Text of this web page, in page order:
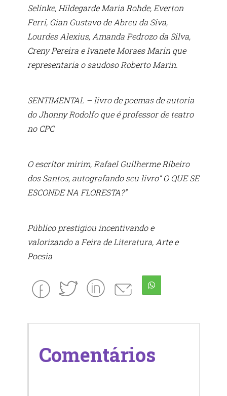
Selinke, Hildegarde Maria Rohde, Everton
Ferri, Gian Gustavo de Abreu da Siva,
Lourdes Alexius, Amanda Pedrozo da Silva,
Creny Pereira e Ivanete Moraes Marin que
representaria o saudoso Roberto Marin.
SENTIMENTAL – livro de poemas de autoria
do Jhonny Rodolfo que é professor de teatro
no CPC
O escritor mirim, Rafael Guilherme Ribeiro
dos Santos, autografando seu livro” O QUE SE
ESCONDE NA FLORESTA?”
Público prestigiou incentivando e
valorizando a Feira de Literatura, Arte e
Poesia
Comentários